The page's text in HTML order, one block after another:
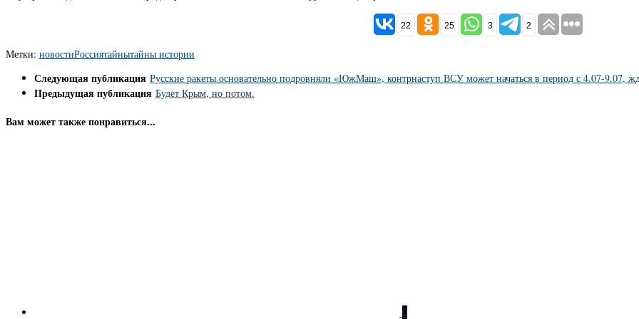
22 25 3 2
Метки: новостиРоссиятайнытайны истории
Следующая публикация Русские ракеты основательно подровняли «ЮжМаш», контрнаступ ВСУ может начаться в период с 4.07-9.07,
Предыдущая публикация Будет Крым, но потом.
Вам может также понравиться...
0